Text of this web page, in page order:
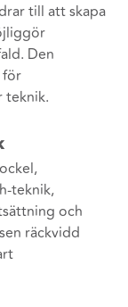
till att skapa
Den
för
teknik.
teknik,
och
räckvidd